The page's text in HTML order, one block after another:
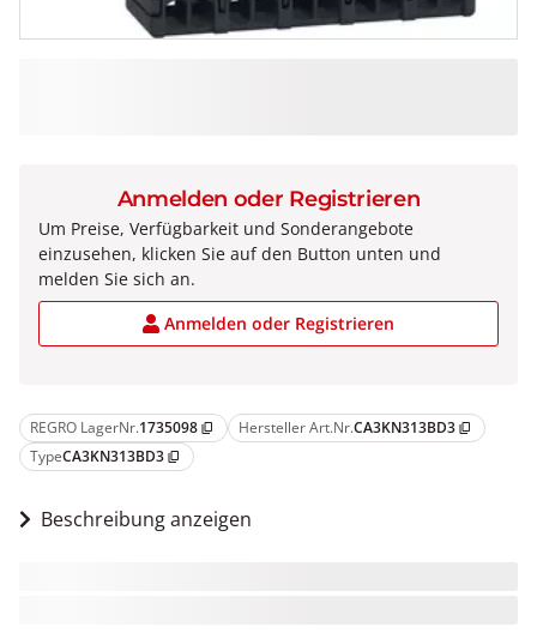
REGRO LagerNr.1735098 content_copy Hersteller Art.Nr.CA3KN313BD3 content_copy
TypeCA3KN313BD3 content_copy
Beschreibung anzeigen
Anmelden oder Registrieren
Um Preise, Verfügbarkeit und Sonderangebote
einzusehen, klicken Sie auf den Button unten und
melden Sie sich an.
Anmelden oder Registrieren